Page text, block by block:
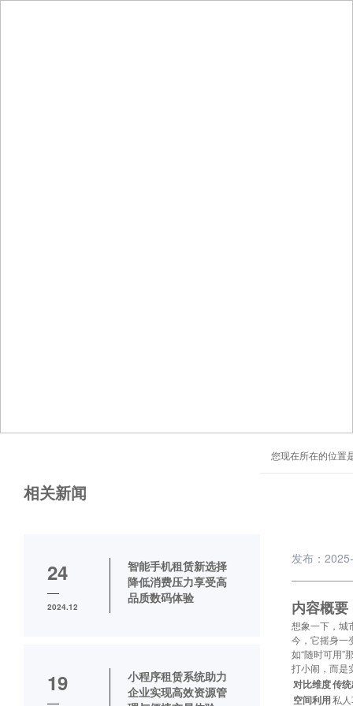
相关新闻
24
2024.12
智能手机租赁新选择
降低消费压力享受高
品质数码体验
19
小程序租赁系统助力
企业实现高效资源管
您现在所在的位置
发布：
内容概要
想象一下，城
今，它摇身一
如“随时可用”
打小闹，而是
对比维度传
空间利用私